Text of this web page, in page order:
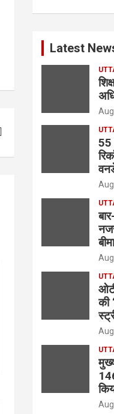
Latest
55
की